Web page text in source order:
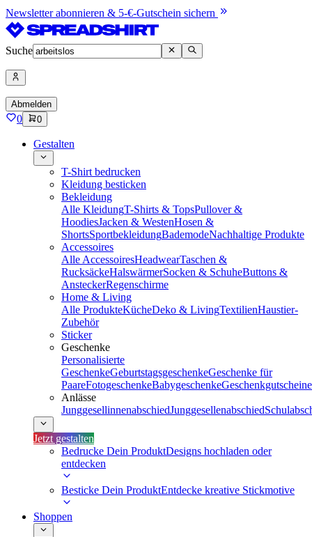
Newsletter abonnieren & 5-€-Gutschein sichern
Suche
Abmelden
0 0
Gestalten
T-Shirt bedrucken
Kleidung besticken
Bekleidung
Alle KleidungT-Shirts & TopsPullover &
HoodiesJacken & WestenHosen &
ShortsSportbekleidungBademodeNachhaltige Produkte
Accessoires
Alle AccessoiresHeadwearTaschen &
RucksäckeHalswärmerSocken & SchuheButtons &
AnsteckerRegenschirme
Home & Living
Alle ProdukteKücheDeko & LivingTextilienHaustier-
Zubehör
Sticker
Geschenke
Personalisierte
GeschenkeGeburtstagsgeschenkeGeschenke für
PaareFotogeschenkeBabygeschenkeGeschenkgutscheine
Anlässe
JunggesellinnenabschiedJunggesellenabschied
Jetzt gestalten
Bedrucke Dein ProduktDesigns hochladen oder
entdecken
Besticke Dein ProduktEntdecke kreative Stickmotive
Shoppen